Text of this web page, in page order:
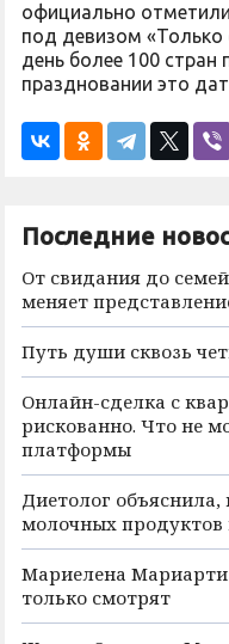
официально
под девизом
день более 100 стран
праздновании это
Последние
От свидания до
меняет
Путь души сквозь
Онлайн-сделка с
рискованно. Что не
платформы
Диетолог объяснила,
молочных
Мариелена
только смотрят